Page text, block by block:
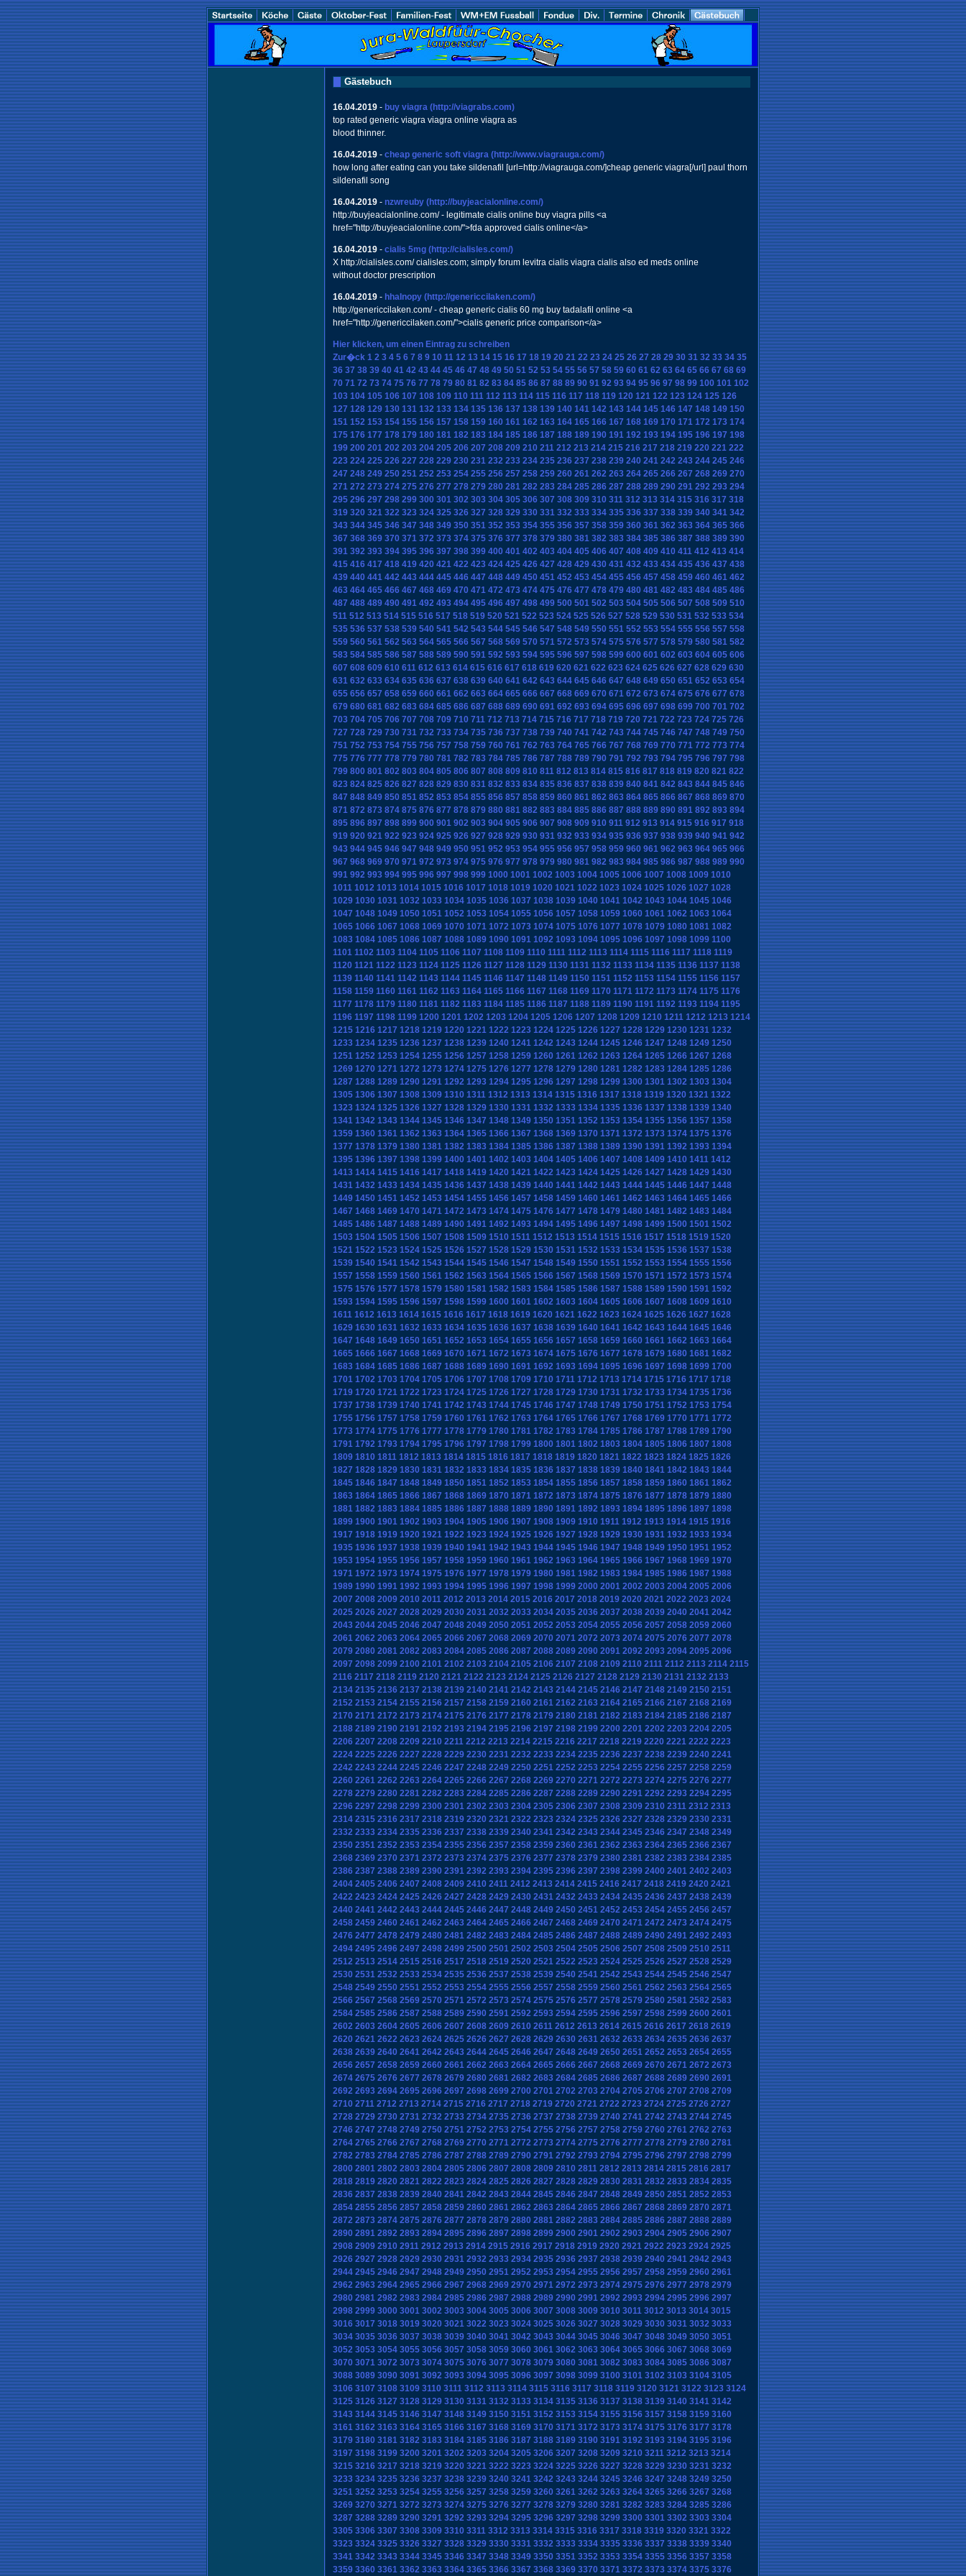
Gästebuch
16.04.2019 - buy viagra (http://viagrabs.com)
top rated generic viagra viagra online viagra as
blood thinner.
16.04.2019 - cheap generic soft viagra (http://www.viagrauga.com/)
how long after eating can you take sildenafil [url=http://viagrauga.com/]cheap generic viagra[/url] paul thorn
sildenafil song
16.04.2019 - nzwreuby (http://buyjeacialonline.com/)
http://buyjeacialonline.com/ - legitimate cialis online buy viagra pills <a
href="http://buyjeacialonline.com/">fda approved cialis online</a>
16.04.2019 - cialis 5mg (http://cialisles.com/)
X http://cialisles.com/ cialisles.com; simply forum levitra cialis viagra cialis also ed meds online
without doctor prescription
16.04.2019 - hhaInopy (http://genericcilaken.com/)
http://genericcilaken.com/ - cheap generic cialis 60 mg buy tadalafil online <a
href="http://genericcilaken.com/">cialis generic price comparison</a>
Hier klicken, um einen Eintrag zu schreiben
Zur�ck 1 2 3 4 5 6 7 8 9 10 11 12 13 14 15 16 17 18 19 20 21 22 23 24 25 26 27 28 29 30 31 32 33 34 35
36 37 38 39 40 41 42 43 44 45 46 47 48 49 50 51 52 53 54 55 56 57 58 59 60 61 62 63 64 65 66 67 68 69
70 71 72 73 74 75 76 77 78 79 80 81 82 83 84 85 86 87 88 89 90 91 92 93 94 95 96 97 98 99 100 101 102
103 104 105 106 107 108 109 110 111 112 113 114 115 116 117 118 119 120 121 122 123 124 125 126
127 128 129 130 131 132 133 134 135 136 137 138 139 140 141 142 143 144 145 146 147 148 149 150
151 152 153 154 155 156 157 158 159 160 161 162 163 164 165 166 167 168 169 170 171 172 173 174
175 176 177 178 179 180 181 182 183 184 185 186 187 188 189 190 191 192 193 194 195 196 197 198
199 200 201 202 203 204 205 206 207 208 209 210 211 212 213 214 215 216 217 218 219 220 221 222
223 224 225 226 227 228 229 230 231 232 233 234 235 236 237 238 239 240 241 242 243 244 245 246
247 248 249 250 251 252 253 254 255 256 257 258 259 260 261 262 263 264 265 266 267 268 269 270
271 272 273 274 275 276 277 278 279 280 281 282 283 284 285 286 287 288 289 290 291 292 293 294
295 296 297 298 299 300 301 302 303 304 305 306 307 308 309 310 311 312 313 314 315 316 317 318
319 320 321 322 323 324 325 326 327 328 329 330 331 332 333 334 335 336 337 338 339 340 341 342
343 344 345 346 347 348 349 350 351 352 353 354 355 356 357 358 359 360 361 362 363 364 365 366
367 368 369 370 371 372 373 374 375 376 377 378 379 380 381 382 383 384 385 386 387 388 389 390
391 392 393 394 395 396 397 398 399 400 401 402 403 404 405 406 407 408 409 410 411 412 413 414
415 416 417 418 419 420 421 422 423 424 425 426 427 428 429 430 431 432 433 434 435 436 437 438
439 440 441 442 443 444 445 446 447 448 449 450 451 452 453 454 455 456 457 458 459 460 461 462
463 464 465 466 467 468 469 470 471 472 473 474 475 476 477 478 479 480 481 482 483 484 485 486
487 488 489 490 491 492 493 494 495 496 497 498 499 500 501 502 503 504 505 506 507 508 509 510
511 512 513 514 515 516 517 518 519 520 521 522 523 524 525 526 527 528 529 530 531 532 533 534
535 536 537 538 539 540 541 542 543 544 545 546 547 548 549 550 551 552 553 554 555 556 557 558
559 560 561 562 563 564 565 566 567 568 569 570 571 572 573 574 575 576 577 578 579 580 581 582
583 584 585 586 587 588 589 590 591 592 593 594 595 596 597 598 599 600 601 602 603 604 605 606
607 608 609 610 611 612 613 614 615 616 617 618 619 620 621 622 623 624 625 626 627 628 629 630
631 632 633 634 635 636 637 638 639 640 641 642 643 644 645 646 647 648 649 650 651 652 653 654
655 656 657 658 659 660 661 662 663 664 665 666 667 668 669 670 671 672 673 674 675 676 677 678
679 680 681 682 683 684 685 686 687 688 689 690 691 692 693 694 695 696 697 698 699 700 701 702
703 704 705 706 707 708 709 710 711 712 713 714 715 716 717 718 719 720 721 722 723 724 725 726
727 728 729 730 731 732 733 734 735 736 737 738 739 740 741 742 743 744 745 746 747 748 749 750
751 752 753 754 755 756 757 758 759 760 761 762 763 764 765 766 767 768 769 770 771 772 773 774
775 776 777 778 779 780 781 782 783 784 785 786 787 788 789 790 791 792 793 794 795 796 797 798
799 800 801 802 803 804 805 806 807 808 809 810 811 812 813 814 815 816 817 818 819 820 821 822
823 824 825 826 827 828 829 830 831 832 833 834 835 836 837 838 839 840 841 842 843 844 845 846
847 848 849 850 851 852 853 854 855 856 857 858 859 860 861 862 863 864 865 866 867 868 869 870
871 872 873 874 875 876 877 878 879 880 881 882 883 884 885 886 887 888 889 890 891 892 893 894
895 896 897 898 899 900 901 902 903 904 905 906 907 908 909 910 911 912 913 914 915 916 917 918
919 920 921 922 923 924 925 926 927 928 929 930 931 932 933 934 935 936 937 938 939 940 941 942
943 944 945 946 947 948 949 950 951 952 953 954 955 956 957 958 959 960 961 962 963 964 965 966
967 968 969 970 971 972 973 974 975 976 977 978 979 980 981 982 983 984 985 986 987 988 989 990
991 992 993 994 995 996 997 998 999 1000 1001 1002 1003 1004 1005 1006 1007 1008 1009 1010
1011 1012 1013 1014 1015 1016 1017 1018 1019 1020 1021 1022 1023 1024 1025 1026 1027 1028
1029 1030 1031 1032 1033 1034 1035 1036 1037 1038 1039 1040 1041 1042 1043 1044 1045 1046
1047 1048 1049 1050 1051 1052 1053 1054 1055 1056 1057 1058 1059 1060 1061 1062 1063 1064
1065 1066 1067 1068 1069 1070 1071 1072 1073 1074 1075 1076 1077 1078 1079 1080 1081 1082
1083 1084 1085 1086 1087 1088 1089 1090 1091 1092 1093 1094 1095 1096 1097 1098 1099 1100
1101 1102 1103 1104 1105 1106 1107 1108 1109 1110 1111 1112 1113 1114 1115 1116 1117 1118 1119
1120 1121 1122 1123 1124 1125 1126 1127 1128 1129 1130 1131 1132 1133 1134 1135 1136 1137 1138
1139 1140 1141 1142 1143 1144 1145 1146 1147 1148 1149 1150 1151 1152 1153 1154 1155 1156 1157
1158 1159 1160 1161 1162 1163 1164 1165 1166 1167 1168 1169 1170 1171 1172 1173 1174 1175 1176
1177 1178 1179 1180 1181 1182 1183 1184 1185 1186 1187 1188 1189 1190 1191 1192 1193 1194 1195
1196 1197 1198 1199 1200 1201 1202 1203 1204 1205 1206 1207 1208 1209 1210 1211 1212 1213 1214
1215 1216 1217 1218 1219 1220 1221 1222 1223 1224 1225 1226 1227 1228 1229 1230 1231 1232
1233 1234 1235 1236 1237 1238 1239 1240 1241 1242 1243 1244 1245 1246 1247 1248 1249 1250
1251 1252 1253 1254 1255 1256 1257 1258 1259 1260 1261 1262 1263 1264 1265 1266 1267 1268
1269 1270 1271 1272 1273 1274 1275 1276 1277 1278 1279 1280 1281 1282 1283 1284 1285 1286
1287 1288 1289 1290 1291 1292 1293 1294 1295 1296 1297 1298 1299 1300 1301 1302 1303 1304
1305 1306 1307 1308 1309 1310 1311 1312 1313 1314 1315 1316 1317 1318 1319 1320 1321 1322
1323 1324 1325 1326 1327 1328 1329 1330 1331 1332 1333 1334 1335 1336 1337 1338 1339 1340
1341 1342 1343 1344 1345 1346 1347 1348 1349 1350 1351 1352 1353 1354 1355 1356 1357 1358
1359 1360 1361 1362 1363 1364 1365 1366 1367 1368 1369 1370 1371 1372 1373 1374 1375 1376
1377 1378 1379 1380 1381 1382 1383 1384 1385 1386 1387 1388 1389 1390 1391 1392 1393 1394
1395 1396 1397 1398 1399 1400 1401 1402 1403 1404 1405 1406 1407 1408 1409 1410 1411 1412
1413 1414 1415 1416 1417 1418 1419 1420 1421 1422 1423 1424 1425 1426 1427 1428 1429 1430
1431 1432 1433 1434 1435 1436 1437 1438 1439 1440 1441 1442 1443 1444 1445 1446 1447 1448
1449 1450 1451 1452 1453 1454 1455 1456 1457 1458 1459 1460 1461 1462 1463 1464 1465 1466
1467 1468 1469 1470 1471 1472 1473 1474 1475 1476 1477 1478 1479 1480 1481 1482 1483 1484
1485 1486 1487 1488 1489 1490 1491 1492 1493 1494 1495 1496 1497 1498 1499 1500 1501 1502
1503 1504 1505 1506 1507 1508 1509 1510 1511 1512 1513 1514 1515 1516 1517 1518 1519 1520
1521 1522 1523 1524 1525 1526 1527 1528 1529 1530 1531 1532 1533 1534 1535 1536 1537 1538
1539 1540 1541 1542 1543 1544 1545 1546 1547 1548 1549 1550 1551 1552 1553 1554 1555 1556
1557 1558 1559 1560 1561 1562 1563 1564 1565 1566 1567 1568 1569 1570 1571 1572 1573 1574
1575 1576 1577 1578 1579 1580 1581 1582 1583 1584 1585 1586 1587 1588 1589 1590 1591 1592
1593 1594 1595 1596 1597 1598 1599 1600 1601 1602 1603 1604 1605 1606 1607 1608 1609 1610
1611 1612 1613 1614 1615 1616 1617 1618 1619 1620 1621 1622 1623 1624 1625 1626 1627 1628
1629 1630 1631 1632 1633 1634 1635 1636 1637 1638 1639 1640 1641 1642 1643 1644 1645 1646
1647 1648 1649 1650 1651 1652 1653 1654 1655 1656 1657 1658 1659 1660 1661 1662 1663 1664
1665 1666 1667 1668 1669 1670 1671 1672 1673 1674 1675 1676 1677 1678 1679 1680 1681 1682
1683 1684 1685 1686 1687 1688 1689 1690 1691 1692 1693 1694 1695 1696 1697 1698 1699 1700
1701 1702 1703 1704 1705 1706 1707 1708 1709 1710 1711 1712 1713 1714 1715 1716 1717 1718
1719 1720 1721 1722 1723 1724 1725 1726 1727 1728 1729 1730 1731 1732 1733 1734 1735 1736
1737 1738 1739 1740 1741 1742 1743 1744 1745 1746 1747 1748 1749 1750 1751 1752 1753 1754
1755 1756 1757 1758 1759 1760 1761 1762 1763 1764 1765 1766 1767 1768 1769 1770 1771 1772
1773 1774 1775 1776 1777 1778 1779 1780 1781 1782 1783 1784 1785 1786 1787 1788 1789 1790
1791 1792 1793 1794 1795 1796 1797 1798 1799 1800 1801 1802 1803 1804 1805 1806 1807 1808
1809 1810 1811 1812 1813 1814 1815 1816 1817 1818 1819 1820 1821 1822 1823 1824 1825 1826
1827 1828 1829 1830 1831 1832 1833 1834 1835 1836 1837 1838 1839 1840 1841 1842 1843 1844
1845 1846 1847 1848 1849 1850 1851 1852 1853 1854 1855 1856 1857 1858 1859 1860 1861 1862
1863 1864 1865 1866 1867 1868 1869 1870 1871 1872 1873 1874 1875 1876 1877 1878 1879 1880
1881 1882 1883 1884 1885 1886 1887 1888 1889 1890 1891 1892 1893 1894 1895 1896 1897 1898
1899 1900 1901 1902 1903 1904 1905 1906 1907 1908 1909 1910 1911 1912 1913 1914 1915 1916
1917 1918 1919 1920 1921 1922 1923 1924 1925 1926 1927 1928 1929 1930 1931 1932 1933 1934
1935 1936 1937 1938 1939 1940 1941 1942 1943 1944 1945 1946 1947 1948 1949 1950 1951 1952
1953 1954 1955 1956 1957 1958 1959 1960 1961 1962 1963 1964 1965 1966 1967 1968 1969 1970
1971 1972 1973 1974 1975 1976 1977 1978 1979 1980 1981 1982 1983 1984 1985 1986 1987 1988
1989 1990 1991 1992 1993 1994 1995 1996 1997 1998 1999 2000 2001 2002 2003 2004 2005 2006
2007 2008 2009 2010 2011 2012 2013 2014 2015 2016 2017 2018 2019 2020 2021 2022 2023 2024
2025 2026 2027 2028 2029 2030 2031 2032 2033 2034 2035 2036 2037 2038 2039 2040 2041 2042
2043 2044 2045 2046 2047 2048 2049 2050 2051 2052 2053 2054 2055 2056 2057 2058 2059 2060
2061 2062 2063 2064 2065 2066 2067 2068 2069 2070 2071 2072 2073 2074 2075 2076 2077 2078
2079 2080 2081 2082 2083 2084 2085 2086 2087 2088 2089 2090 2091 2092 2093 2094 2095 2096
2097 2098 2099 2100 2101 2102 2103 2104 2105 2106 2107 2108 2109 2110 2111 2112 2113 2114 2115
2116 2117 2118 2119 2120 2121 2122 2123 2124 2125 2126 2127 2128 2129 2130 2131 2132 2133
2134 2135 2136 2137 2138 2139 2140 2141 2142 2143 2144 2145 2146 2147 2148 2149 2150 2151
2152 2153 2154 2155 2156 2157 2158 2159 2160 2161 2162 2163 2164 2165 2166 2167 2168 2169
2170 2171 2172 2173 2174 2175 2176 2177 2178 2179 2180 2181 2182 2183 2184 2185 2186 2187
2188 2189 2190 2191 2192 2193 2194 2195 2196 2197 2198 2199 2200 2201 2202 2203 2204 2205
2206 2207 2208 2209 2210 2211 2212 2213 2214 2215 2216 2217 2218 2219 2220 2221 2222 2223
2224 2225 2226 2227 2228 2229 2230 2231 2232 2233 2234 2235 2236 2237 2238 2239 2240 2241
2242 2243 2244 2245 2246 2247 2248 2249 2250 2251 2252 2253 2254 2255 2256 2257 2258 2259
2260 2261 2262 2263 2264 2265 2266 2267 2268 2269 2270 2271 2272 2273 2274 2275 2276 2277
2278 2279 2280 2281 2282 2283 2284 2285 2286 2287 2288 2289 2290 2291 2292 2293 2294 2295
2296 2297 2298 2299 2300 2301 2302 2303 2304 2305 2306 2307 2308 2309 2310 2311 2312 2313
2314 2315 2316 2317 2318 2319 2320 2321 2322 2323 2324 2325 2326 2327 2328 2329 2330 2331
2332 2333 2334 2335 2336 2337 2338 2339 2340 2341 2342 2343 2344 2345 2346 2347 2348 2349
2350 2351 2352 2353 2354 2355 2356 2357 2358 2359 2360 2361 2362 2363 2364 2365 2366 2367
2368 2369 2370 2371 2372 2373 2374 2375 2376 2377 2378 2379 2380 2381 2382 2383 2384 2385
2386 2387 2388 2389 2390 2391 2392 2393 2394 2395 2396 2397 2398 2399 2400 2401 2402 2403
2404 2405 2406 2407 2408 2409 2410 2411 2412 2413 2414 2415 2416 2417 2418 2419 2420 2421
2422 2423 2424 2425 2426 2427 2428 2429 2430 2431 2432 2433 2434 2435 2436 2437 2438 2439
2440 2441 2442 2443 2444 2445 2446 2447 2448 2449 2450 2451 2452 2453 2454 2455 2456 2457
2458 2459 2460 2461 2462 2463 2464 2465 2466 2467 2468 2469 2470 2471 2472 2473 2474 2475
2476 2477 2478 2479 2480 2481 2482 2483 2484 2485 2486 2487 2488 2489 2490 2491 2492 2493
2494 2495 2496 2497 2498 2499 2500 2501 2502 2503 2504 2505 2506 2507 2508 2509 2510 2511
2512 2513 2514 2515 2516 2517 2518 2519 2520 2521 2522 2523 2524 2525 2526 2527 2528 2529
2530 2531 2532 2533 2534 2535 2536 2537 2538 2539 2540 2541 2542 2543 2544 2545 2546 2547
2548 2549 2550 2551 2552 2553 2554 2555 2556 2557 2558 2559 2560 2561 2562 2563 2564 2565
2566 2567 2568 2569 2570 2571 2572 2573 2574 2575 2576 2577 2578 2579 2580 2581 2582 2583
2584 2585 2586 2587 2588 2589 2590 2591 2592 2593 2594 2595 2596 2597 2598 2599 2600 2601
2602 2603 2604 2605 2606 2607 2608 2609 2610 2611 2612 2613 2614 2615 2616 2617 2618 2619
2620 2621 2622 2623 2624 2625 2626 2627 2628 2629 2630 2631 2632 2633 2634 2635 2636 2637
2638 2639 2640 2641 2642 2643 2644 2645 2646 2647 2648 2649 2650 2651 2652 2653 2654 2655
2656 2657 2658 2659 2660 2661 2662 2663 2664 2665 2666 2667 2668 2669 2670 2671 2672 2673
2674 2675 2676 2677 2678 2679 2680 2681 2682 2683 2684 2685 2686 2687 2688 2689 2690 2691
2692 2693 2694 2695 2696 2697 2698 2699 2700 2701 2702 2703 2704 2705 2706 2707 2708 2709
2710 2711 2712 2713 2714 2715 2716 2717 2718 2719 2720 2721 2722 2723 2724 2725 2726 2727
2728 2729 2730 2731 2732 2733 2734 2735 2736 2737 2738 2739 2740 2741 2742 2743 2744 2745
2746 2747 2748 2749 2750 2751 2752 2753 2754 2755 2756 2757 2758 2759 2760 2761 2762 2763
2764 2765 2766 2767 2768 2769 2770 2771 2772 2773 2774 2775 2776 2777 2778 2779 2780 2781
2782 2783 2784 2785 2786 2787 2788 2789 2790 2791 2792 2793 2794 2795 2796 2797 2798 2799
2800 2801 2802 2803 2804 2805 2806 2807 2808 2809 2810 2811 2812 2813 2814 2815 2816 2817
2818 2819 2820 2821 2822 2823 2824 2825 2826 2827 2828 2829 2830 2831 2832 2833 2834 2835
2836 2837 2838 2839 2840 2841 2842 2843 2844 2845 2846 2847 2848 2849 2850 2851 2852 2853
2854 2855 2856 2857 2858 2859 2860 2861 2862 2863 2864 2865 2866 2867 2868 2869 2870 2871
2872 2873 2874 2875 2876 2877 2878 2879 2880 2881 2882 2883 2884 2885 2886 2887 2888 2889
2890 2891 2892 2893 2894 2895 2896 2897 2898 2899 2900 2901 2902 2903 2904 2905 2906 2907
2908 2909 2910 2911 2912 2913 2914 2915 2916 2917 2918 2919 2920 2921 2922 2923 2924 2925
2926 2927 2928 2929 2930 2931 2932 2933 2934 2935 2936 2937 2938 2939 2940 2941 2942 2943
2944 2945 2946 2947 2948 2949 2950 2951 2952 2953 2954 2955 2956 2957 2958 2959 2960 2961
2962 2963 2964 2965 2966 2967 2968 2969 2970 2971 2972 2973 2974 2975 2976 2977 2978 2979
2980 2981 2982 2983 2984 2985 2986 2987 2988 2989 2990 2991 2992 2993 2994 2995 2996 2997
2998 2999 3000 3001 3002 3003 3004 3005 3006 3007 3008 3009 3010 3011 3012 3013 3014 3015
3016 3017 3018 3019 3020 3021 3022 3023 3024 3025 3026 3027 3028 3029 3030 3031 3032 3033
3034 3035 3036 3037 3038 3039 3040 3041 3042 3043 3044 3045 3046 3047 3048 3049 3050 3051
3052 3053 3054 3055 3056 3057 3058 3059 3060 3061 3062 3063 3064 3065 3066 3067 3068 3069
3070 3071 3072 3073 3074 3075 3076 3077 3078 3079 3080 3081 3082 3083 3084 3085 3086 3087
3088 3089 3090 3091 3092 3093 3094 3095 3096 3097 3098 3099 3100 3101 3102 3103 3104 3105
3106 3107 3108 3109 3110 3111 3112 3113 3114 3115 3116 3117 3118 3119 3120 3121 3122 3123 3124
3125 3126 3127 3128 3129 3130 3131 3132 3133 3134 3135 3136 3137 3138 3139 3140 3141 3142
3143 3144 3145 3146 3147 3148 3149 3150 3151 3152 3153 3154 3155 3156 3157 3158 3159 3160
3161 3162 3163 3164 3165 3166 3167 3168 3169 3170 3171 3172 3173 3174 3175 3176 3177 3178
3179 3180 3181 3182 3183 3184 3185 3186 3187 3188 3189 3190 3191 3192 3193 3194 3195 3196
3197 3198 3199 3200 3201 3202 3203 3204 3205 3206 3207 3208 3209 3210 3211 3212 3213 3214
3215 3216 3217 3218 3219 3220 3221 3222 3223 3224 3225 3226 3227 3228 3229 3230 3231 3232
3233 3234 3235 3236 3237 3238 3239 3240 3241 3242 3243 3244 3245 3246 3247 3248 3249 3250
3251 3252 3253 3254 3255 3256 3257 3258 3259 3260 3261 3262 3263 3264 3265 3266 3267 3268
3269 3270 3271 3272 3273 3274 3275 3276 3277 3278 3279 3280 3281 3282 3283 3284 3285 3286
3287 3288 3289 3290 3291 3292 3293 3294 3295 3296 3297 3298 3299 3300 3301 3302 3303 3304
3305 3306 3307 3308 3309 3310 3311 3312 3313 3314 3315 3316 3317 3318 3319 3320 3321 3322
3323 3324 3325 3326 3327 3328 3329 3330 3331 3332 3333 3334 3335 3336 3337 3338 3339 3340
3341 3342 3343 3344 3345 3346 3347 3348 3349 3350 3351 3352 3353 3354 3355 3356 3357 3358
3359 3360 3361 3362 3363 3364 3365 3366 3367 3368 3369 3370 3371 3372 3373 3374 3375 3376